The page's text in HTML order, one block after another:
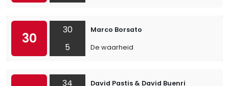
30
30
5
Marco Borsato
De waarheid
34
David Pastis & David Buenri